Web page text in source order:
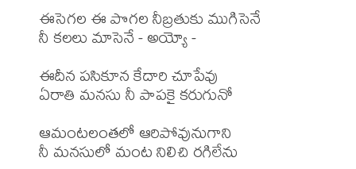
ఈసెగల ఈ పొగల నీబ్రతుకు ముగిసెనే
నీ కలలు మాసెనే - అయ్యో -
ఈదీన పసికూన కేదారి చూపేవు
ఏరాతి మనసు నీ పాపకై కరుగునో
ఆమంటలంతలో ఆరిపోవునుగాని
నీ మనసులో మంట నిలిచి రగిలేను